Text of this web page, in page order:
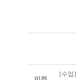
[수업